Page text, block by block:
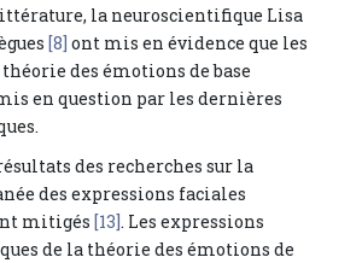
la neuroscientifique Lisa
[8] ont mis en évidence que les
des émotions de base
en question par les dernières
des recherches sur la
des expressions faciales
mitigés[13]. Les expressions
de la théorie des émotions de